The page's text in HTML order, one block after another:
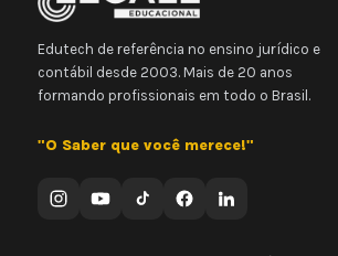
Edutech de referência no ensino jurídico e
contábil desde 2003. Mais de 20 anos
formando profissionais em todo o Brasil.
"O Saber que você merece!"